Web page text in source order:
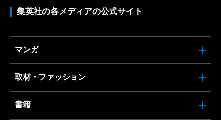
集英社の各メディアの公式サイト
マンガ
取材・ファッション
書籍